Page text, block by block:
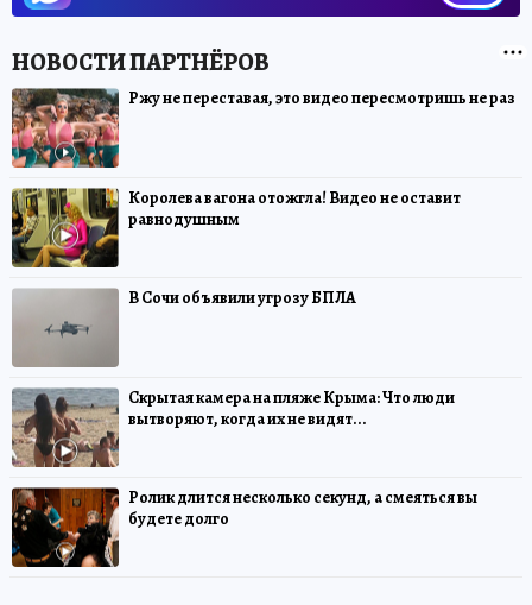
Ржу не переставая, это видео пересмотришь не раз
Королева вагона отожгла! Видео не оставит
равнодушным
В Сочи объявили угрозу БПЛА
Скрытая камера на пляже Крыма: Что люди
вытворяют, когда их не видят...
Ролик длится несколько секунд, а смеяться вы
будете долго